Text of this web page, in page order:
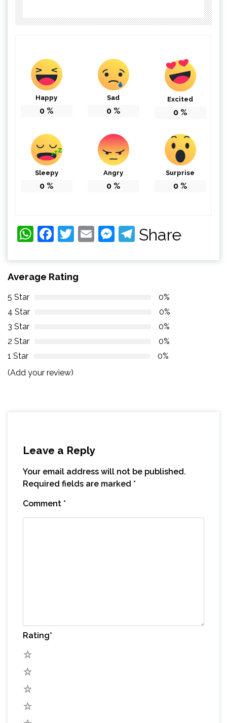
Happy
0 %
Sad
0 %
Excited
0 %
Sleepy
0 %
Angry
0 %
Surprise
0 %
WhatsApp
Facebook
Twitter
EmailMessenger
Telegram
Share
Average Rating
5 Star
0%
4 Star
0%
3 Star
0%
2 Star
0%
1 Star
0%
(Add your review)
Leave a Reply
Your email address will not be published.
Required fields are marked *
Comment *
Rating*